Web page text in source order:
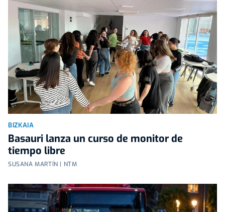
BIZKAIA
Basauri lanza un curso de monitor de
tiempo libre
SUSANA MARTÍN | NTM